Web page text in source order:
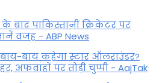
बाद पाकिस्तानी क्रिकेटर पर
वजह - ABP News
बाय कहेगा स्टार ऑलराउंडर?
अफवाहों पर तोड़ी चुप्पी - AajTak